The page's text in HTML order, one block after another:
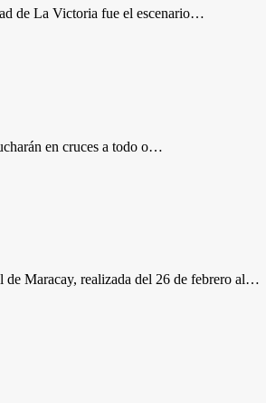
de La Victoria fue el escenario…
en cruces a todo o…
de Maracay, realizada del 26 de febrero al…